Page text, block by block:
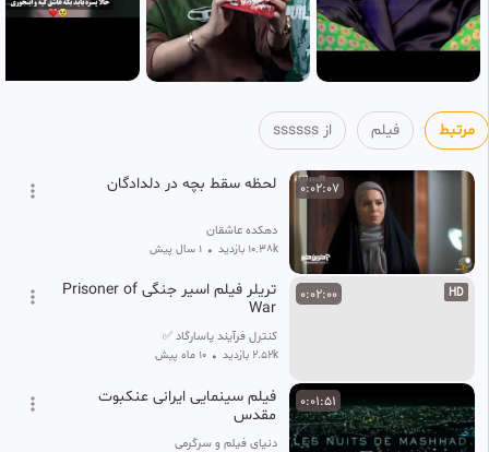
مرتبط فیلم از ssssss
0:02:07 لحظه سقط بچه در دلدادگان
دهکده عاشقان
10.38k بازدید • 1 سال پیش
HD
0:02:00
تریلر فیلم اسیر جنگی Prisoner of
War
کنترل فرآیند پاسارگاد ✅
2.52k بازدید • 10 ماه پیش
0:01:51
فیلم سینمایی ایرانی عنکبوت
مقدس
دنیای فیلم و سرگرمی